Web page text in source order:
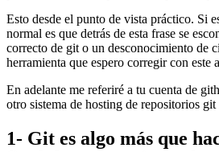
Esto desde el punto de vista práctico. Si
normal es que detrás de esta frase se
correcto de git o un desconocimiento de
herramienta que espero corregir con este
En adelante me referiré a tu cuenta de
otro sistema de hosting de repositorios
1- Git es algo más que